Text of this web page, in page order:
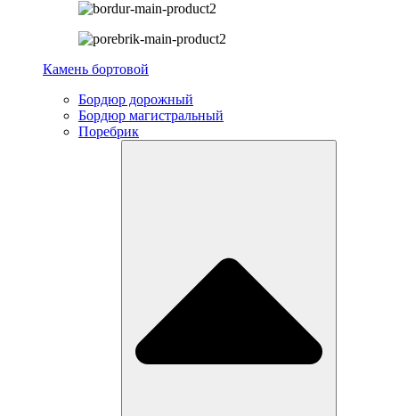
Камень бортовой
Бордюр дорожный
Бордюр магистральный
Поребрик